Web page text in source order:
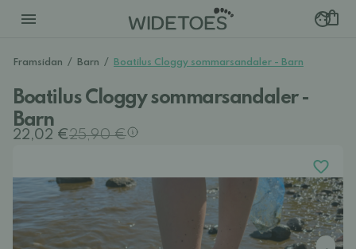
Framsidan / Barn / Boatilus Cloggy sommarsandaler - Barn
Boatilus Cloggy sommarsandaler -
Barn
22,02 €25,90 €